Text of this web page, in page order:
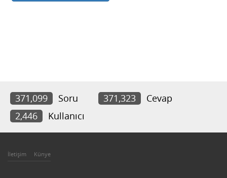
371,099 Soru 371,323
Cevap
2,446
Kullanıcı
İletişim Künye